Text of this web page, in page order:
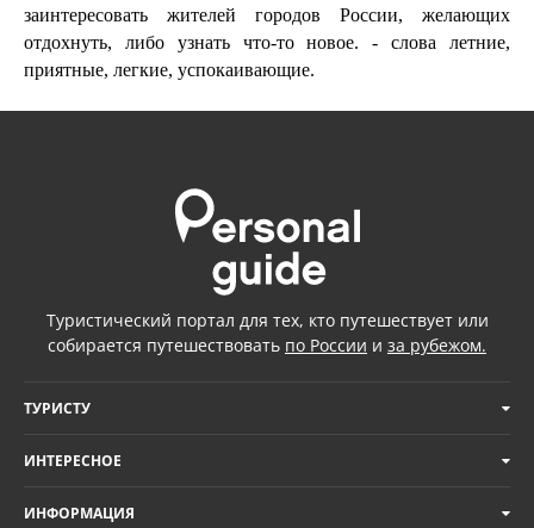
заинтересовать жителей городов России, желающих
отдохнуть, либо узнать что-то новое. - слова летние,
приятные, легкие, успокаивающие.
Туристический портал для тех, кто путешествует или
собирается путешествовать по России и за рубежом.
ТУРИСТУ
ИНТЕРЕСНОЕ
ИНФОРМАЦИЯ